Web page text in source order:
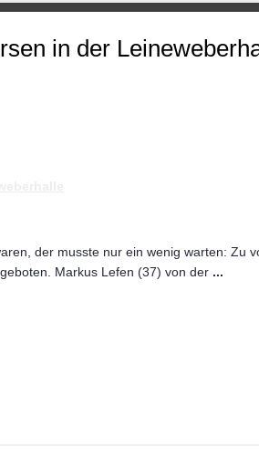
in der
der musste nur ein wenig warten: Zu
Markus Lefen (37) von der ...